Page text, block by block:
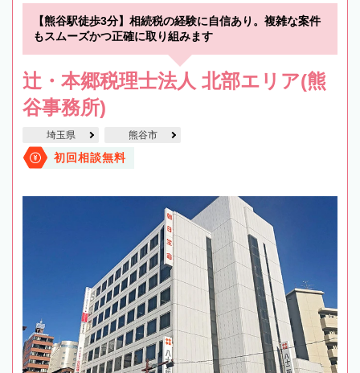
【熊谷駅徒歩3分】相続税の経験に自信あり。複雑な案件
もスムーズかつ正確に取り組みます
辻・本郷税理士法人 北部エリア(熊
谷事務所)
埼玉県 熊谷市
初回相談無料